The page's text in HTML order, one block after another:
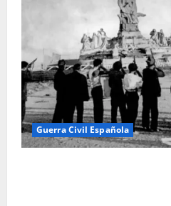
Guerra Civil Española